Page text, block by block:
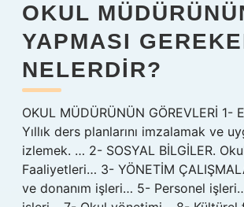
OKUL
YAPMASI
NELERDIR?
OKUL MÜDÜRÜNÜN GÖREVLERİ 1-
Yıllık ders planlarını imzalamak ve
izlemek. … 2- SOSYAL BİLGİLER.
Faaliyetleri… 3- YÖNETİM
ve donanım işleri… 5- Personel